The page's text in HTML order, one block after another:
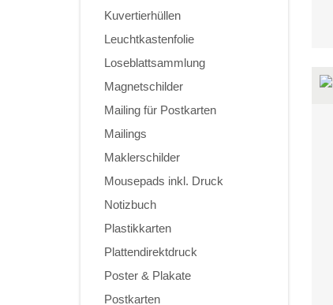
Kuvertierhüllen
Leuchtkastenfolie
Loseblattsammlung
Magnetschilder
Mailing für Postkarten
Mailings
Maklerschilder
Mousepads inkl. Druck
Notizbuch
Plastikkarten
Plattendirektdruck
Poster & Plakate
Postkarten